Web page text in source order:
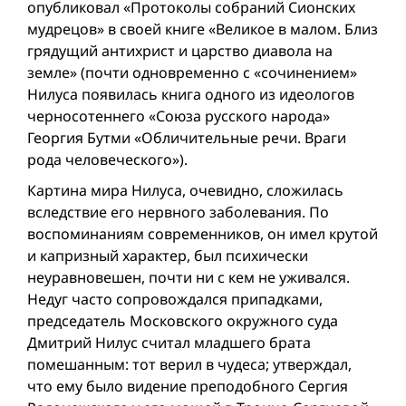
опубликовал «Протоколы собраний Сионских
мудрецов» в своей книге «Великое в малом. Близ
грядущий антихрист и царство диавола на
земле» (почти одновременно с «сочинением»
Нилуса появилась книга одного из идеологов
черносотеннего «Союза русского народа»
Георгия Бутми «Обличительные речи. Враги
рода человеческого»).
Картина мира Нилуса, очевидно, сложилась
вследствие его нервного заболевания. По
воспоминаниям современников, он имел крутой
и капризный характер, был психически
неуравновешен, почти ни с кем не уживался.
Недуг часто сопровождался припадками,
председатель Московского окружного суда
Дмитрий Нилус считал младшего брата
помешанным: тот верил в чудеса; утверждал,
что ему было видение преподобного Сергия